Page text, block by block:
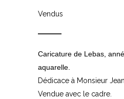
Vendus
Caricature de Lebas,
aquarelle.
Dédicace à Monsieur
Vendue avec le cadre.